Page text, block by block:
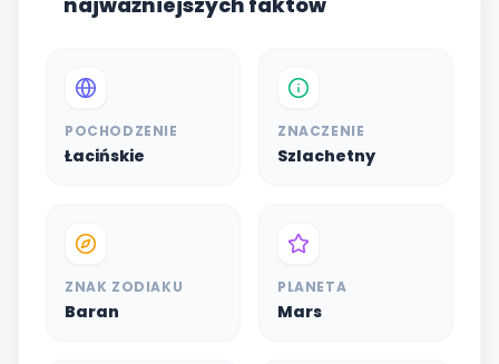
POCHODZENIE
Łacińskie
ZNACZENIE
Szlachetny
ZNAK ZODIAKU
Baran
PLANETA
Mars